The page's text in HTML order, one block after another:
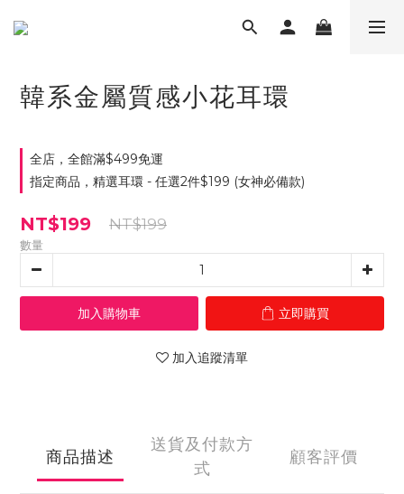
韓系金屬質感小花耳環
全店，全館滿$499免運
指定商品，精選耳環 - 任選2件$199 (女神必備款)
NT$199 NT$199
數量
加入購物車 立即購買
加入追蹤清單
商品描述
送貨及付款方
式
顧客評價